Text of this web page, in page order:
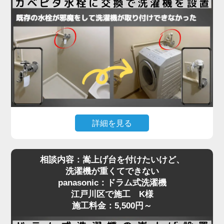
法ギリギリで、水栓位置はクリアしていたものの、
扉が障害物となって搬入が不可能な状態。そのた
め、扉を丁寧に取り外してから搬入し、所定の位置
に設置。その後、扉を元通りに復旧することでスム
ーズに作業を完了しました。施工料金はドラム式洗
濯機設置費用と扉の脱着費用で7,280円～となり、
「最初はどうなるかと思ったけど、無事に入って本
当に助かりました」とお喜びいただきました。
洗濯機取り付けには、扉や壁、水栓の位置などさま
ざまな要素が関係します。搬入の難しい住宅でも対
い。プロが現場で判断し、最適な方法で確実に設置
いたします。
詳細を見る
らない」といったご相談は、ドラム式洗濯機に特に
多く見られます。今回、江戸川区で施工させていた
だいたN様のご自宅もまさにそのケースでした。購
入されたのはTOSHIBAのドラム式洗濯機。設置ス
ペースには洗濯パンがありましたが、既設の蛇口
相談内容：嵩上げ台を付けたいけど、
洗濯機が重くてできない
panasonic：ドラム式洗濯機
江戸川区で施工 K様
施工料金：5,500円～